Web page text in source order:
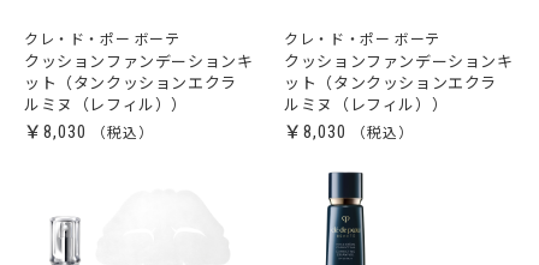
クレ・ド・ポー ボーテ
クッションファンデーションキ
ット（タンクッションエクラ
ルミヌ（レフィル））
￥8,030
クレ・ド・ポー ボーテ
クッションファンデーションキ
ット（タンクッションエクラ
ルミヌ（レフィル））
￥8,030